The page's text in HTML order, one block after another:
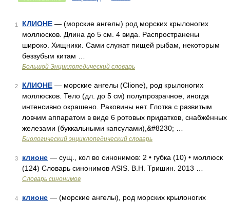
1 КЛИОНЕ — (морские ангелы) род морских крылоногих
моллюсков. Длина до 5 см. 4 вида. Распространены
широко. Хищники. Сами служат пищей рыбам, некоторым
беззубым китам …
Большой Энциклопедический словарь
2 КЛИОНЕ — морские ангелы (Clionе), род крылоногих
моллюсков. Тело (дл. до 5 см) полупрозрачное, иногда
интенсивно окрашено. Раковины нет. Глотка с развитым
ловчим аппаратом в виде 6 ротовых придатков, снабжённых
железами (буккальными капсулами),&#8230; …
Биологический энциклопедический словарь
3 клионе — сущ., кол во синонимов: 2 • губка (10) • моллюск
(124) Словарь синонимов ASIS. В.Н. Тришин. 2013 …
Словарь синонимов
4 клионе — (морские ангелы), род морских крылоногих